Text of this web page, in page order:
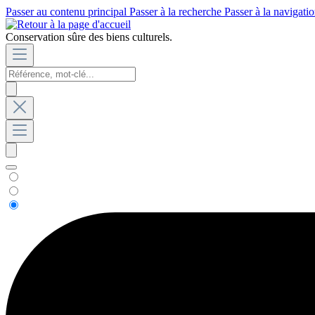
Passer au contenu principal Passer à la recherche Passer à la
Conservation sûre des biens culturels.